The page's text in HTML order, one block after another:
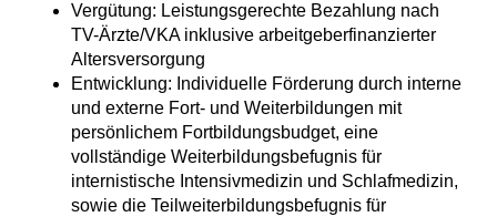
Vergütung: Leistungsgerechte Bezahlung nach
TV-Ärzte/VKA inklusive arbeitgeberfinanzierter
Altersversorgung
Entwicklung: Individuelle Förderung durch interne
und externe Fort- und Weiterbildungen mit
persönlichem Fortbildungsbudget, eine
vollständige Weiterbildungsbefugnis für
internistische Intensivmedizin und Schlafmedizin,
sowie die Teilweiterbildungsbefugnis für